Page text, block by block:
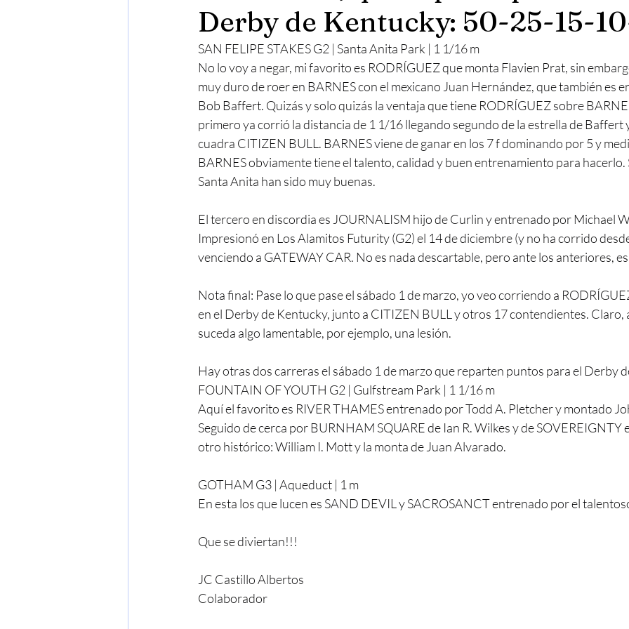
Derby de Kentucky: 50-25-15-
SAN FELIPE STAKES G2 | Santa Anita Park | 1 1/16 m
No lo voy a negar, mi favorito es RODRÍGUEZ que monta Flavien Prat, sin
muy duro de roer en BARNES con el mexicano Juan Hernández, que también es
Bob Baffert. Quizás y solo quizás la ventaja que tiene RODRÍGUEZ sobre
primero ya corrió la distancia de 1 1/16 llegando segundo de la estrella de Baffert
cuadra CITIZEN BULL. BARNES viene de ganar en los 7 f dominando por 5 y
BARNES obviamente tiene el talento, calidad y buen entrenamiento para hacerlo.
Santa Anita han sido muy buenas.
El tercero en discordia es JOURNALISM hijo de Curlin y entrenado por Michael
Impresionó en Los Alamitos Futurity (G2) el 14 de diciembre (y no ha corrido
venciendo a GATEWAY CAR. No es nada descartable, pero ante los anteriores,
Nota final: Pase lo que pase el sábado 1 de marzo, yo veo corriendo a
en el Derby de Kentucky, junto a CITIZEN BULL y otros 17 contendientes. Claro,
suceda algo lamentable, por ejemplo, una lesión.
Hay otras dos carreras el sábado 1 de marzo que reparten puntos para el Derby
FOUNTAIN OF YOUTH G2 | Gulfstream Park | 1 1/16 m
Aquí el favorito es RIVER THAMES entrenado por Todd A. Pletcher y montado
Seguido de cerca por BURNHAM SQUARE de Ian R. Wilkes y de
otro histórico: William I. Mott y la monta de Juan Alvarado.
GOTHAM G3 | Aqueduct | 1 m
En esta los que lucen es SAND DEVIL y SACROSANCT entrenado por el
Que se diviertan!!!
JC Castillo Albertos
Colaborador